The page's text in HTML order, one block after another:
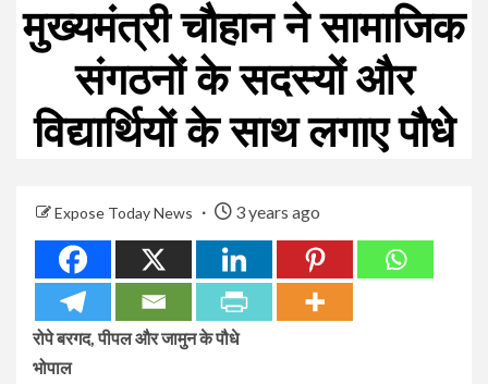
मुख्यमंत्री चौहान ने सामाजिक
संगठनों के सदस्यों और
विद्यार्थियों के साथ लगाए पौधे
Expose Today News 3 years ago
रोपे बरगद, पीपल और जामुन के पौधे
भोपाल